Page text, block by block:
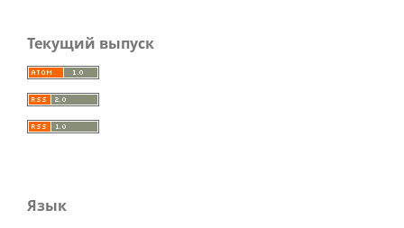
Текущий выпуск
Язык